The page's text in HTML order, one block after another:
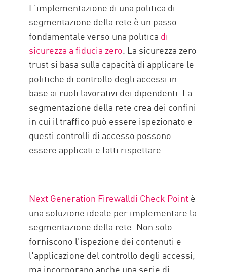
L'implementazione di una politica di
segmentazione della rete è un passo
fondamentale verso una politica di
sicurezza a fiducia zero. La sicurezza zero
trust si basa sulla capacità di applicare le
politiche di controllo degli accessi in
base ai ruoli lavorativi dei dipendenti. La
segmentazione della rete crea dei confini
in cui il traffico può essere ispezionato e
questi controlli di accesso possono
essere applicati e fatti rispettare.
Next Generation Firewalldi Check Point è
una soluzione ideale per implementare la
segmentazione della rete. Non solo
forniscono l'ispezione dei contenuti e
l'applicazione del controllo degli accessi,
ma incorporano anche una serie di